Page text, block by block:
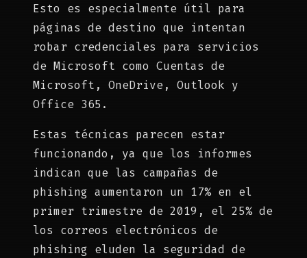
Esto es especialmente útil para
páginas de destino que intentan
robar credenciales para servicios
de Microsoft como Cuentas de
Microsoft, OneDrive, Outlook y
Office 365.
Estas técnicas parecen estar
funcionando, ya que los informes
indican que las campañas de
phishing aumentaron un 17% en el
primer trimestre de 2019, el 25% de
los correos electrónicos de
phishing eluden la seguridad de